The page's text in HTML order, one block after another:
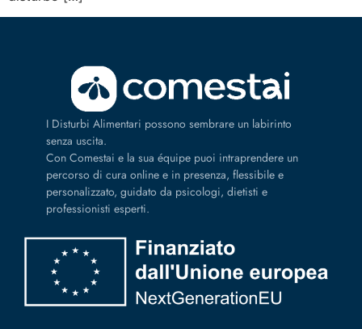
I Disturbi Alimentari possono sembrare un labirinto
senza uscita.
Con Comestai e la sua équipe puoi intraprendere un
percorso di cura online e in presenza, flessibile e
personalizzato, guidato da psicologi, dietisti e
professionisti esperti.